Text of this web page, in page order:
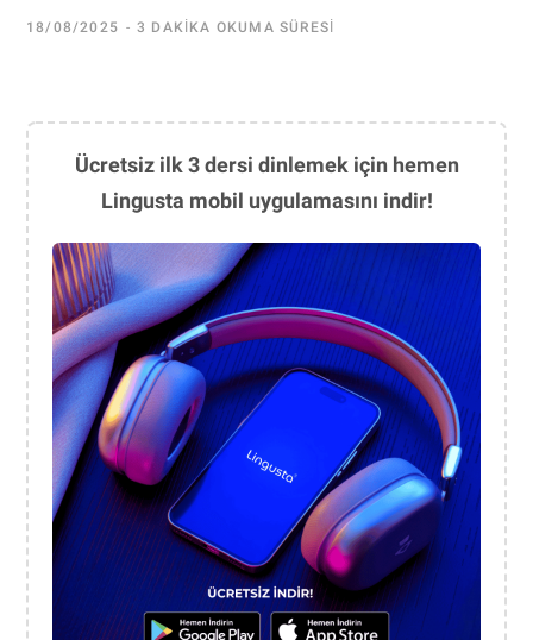
18/08/2025 3 DAKIKA OKUMA SÜRESI
Ücretsiz ilk 3 dersi dinlemek için hemen
Lingusta mobil uygulamasını indir!